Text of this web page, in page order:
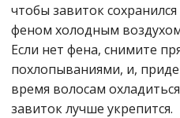
чтобы завиток
феном холодным
Если нет фена, снимите
похлопываниями, и,
время волосам
завиток лучше укрепится.